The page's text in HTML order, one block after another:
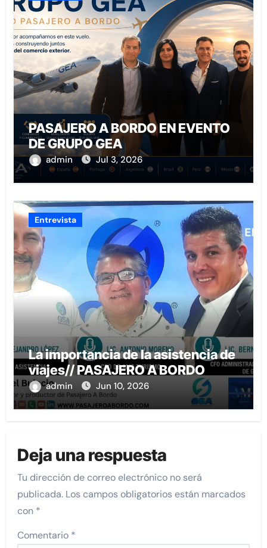
PASAJERO A BORDO EN EVENTO
DE GRUPO GEA
admin Jul 3, 2026
Entrevista
La importancia de la asistencia de
viajes// PASAJERO A BORDO
admin Jun 10, 2026
Deja una respuesta
Tu dirección de correo electrónico no será
publicada. Los campos obligatorios están marcados
con *
Comentario *